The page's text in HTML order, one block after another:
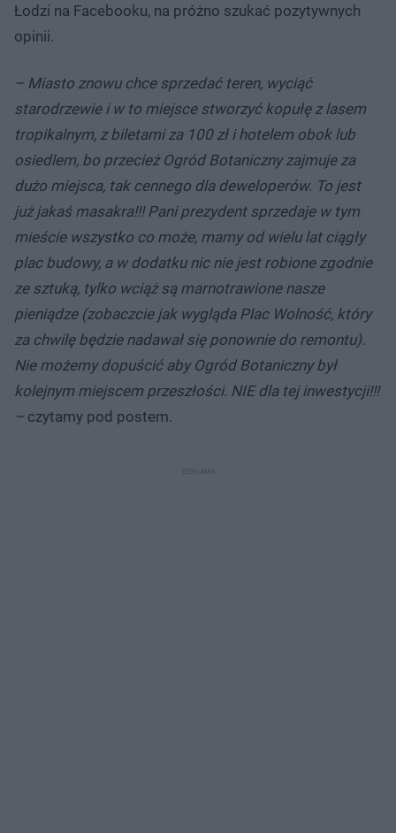
Łodzi na Facebooku, na próżno szukać pozytywnych
opinii.
– Miasto znowu chce sprzedać teren, wyciąć
starodrzewie i w to miejsce stworzyć kopułę z lasem
tropikalnym, z biletami za 100 zł i hotelem obok lub
osiedlem, bo przecież Ogród Botaniczny zajmuje za
dużo miejsca, tak cennego dla deweloperów. To jest
już jakaś masakra!!! Pani prezydent sprzedaje w tym
mieście wszystko co może, mamy od wielu lat ciągły
plac budowy, a w dodatku nic nie jest robione zgodnie
ze sztuką, tylko wciąż są marnotrawione nasze
pieniądze (zobaczcie jak wygląda Plac Wolność, który
za chwilę będzie nadawał się ponownie do remontu).
Nie możemy dopuścić aby Ogród Botaniczny był
kolejnym miejscem przeszłości. NIE dla tej inwestycji!!!
– czytamy pod postem.